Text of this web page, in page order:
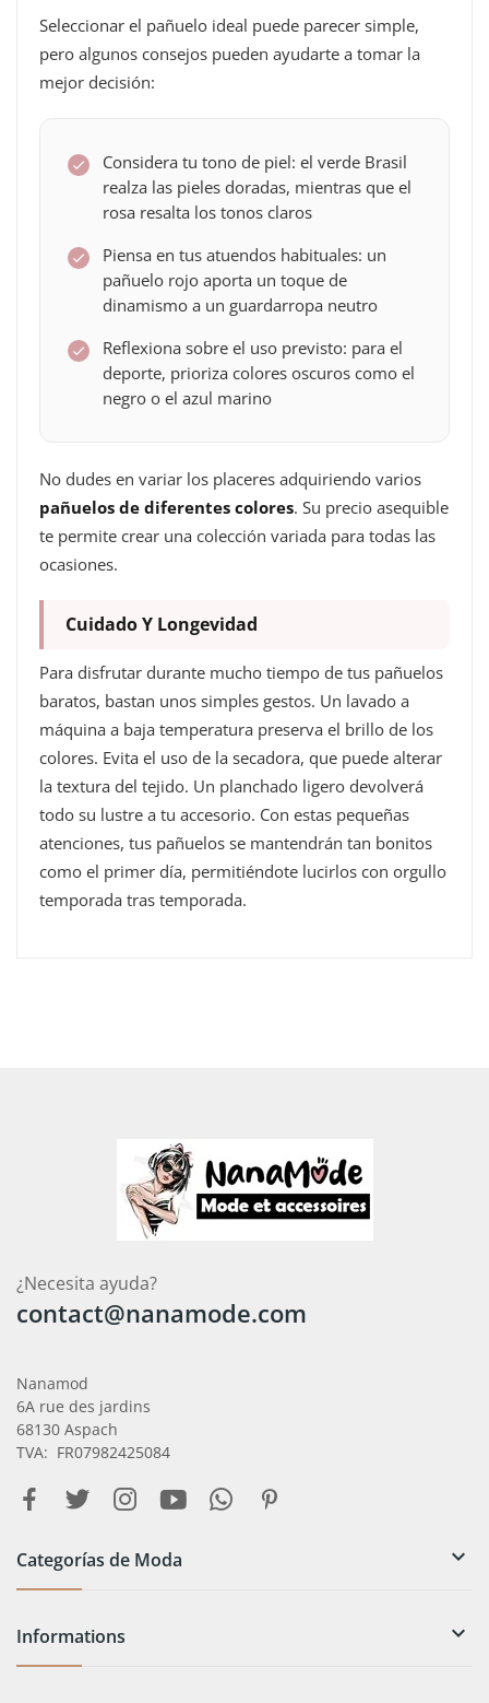
Seleccionar el pañuelo ideal puede parecer simple,
pero algunos consejos pueden ayudarte a tomar la
mejor decisión:
Considera tu tono de piel: el verde Brasil
realza las pieles doradas, mientras que el
rosa resalta los tonos claros
Piensa en tus atuendos habituales: un
pañuelo rojo aporta un toque de
dinamismo a un guardarropa neutro
Reflexiona sobre el uso previsto: para el
deporte, prioriza colores oscuros como el
negro o el azul marino
No dudes en variar los placeres adquiriendo varios
pañuelos de diferentes colores. Su precio asequible
te permite crear una colección variada para todas las
ocasiones.
Cuidado Y Longevidad
Para disfrutar durante mucho tiempo de tus pañuelos
baratos, bastan unos simples gestos. Un lavado a
máquina a baja temperatura preserva el brillo de los
colores. Evita el uso de la secadora, que puede alterar
la textura del tejido. Un planchado ligero devolverá
todo su lustre a tu accesorio. Con estas pequeñas
atenciones, tus pañuelos se mantendrán tan bonitos
como el primer día, permitiéndote lucirlos con orgullo
temporada tras temporada.
¿Necesita ayuda?
contact@nanamode.com
Nanamod
6A rue des jardins
68130 Aspach
TVA: FR07982425084
Categorías de Moda 
Informations 